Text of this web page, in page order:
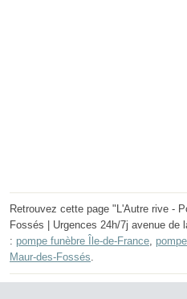
Retrouvez cette page "L'Autre rive -
Fossés | Urgences 24h/7j avenue de
: pompe funèbre Île-de-France
Maur-des-Fossés